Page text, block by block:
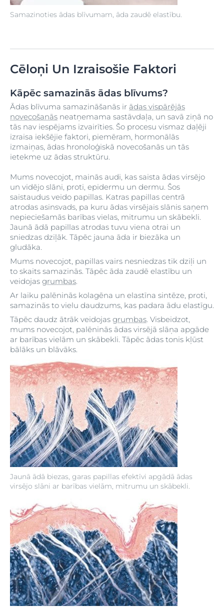
Samazinoties ādas blīvumam, āda zaudē elastību.
Cēloņi Un Izraisošie Faktori
Kāpēc samazinās ādas blīvums?
Ādas blīvuma samazināšanās ir ādas vispārējās
novecošanās neatņemama sastāvdaļa, un savā ziņā no
tās nav iespējams izvairīties. Šo procesu vismaz daļēji
izraisa iekšējie faktori, piemēram, hormonālās
izmaiņas, ādas hronoloģiskā novecošanās un tās
ietekme uz ādas struktūru.
Jaunā ādā biezas, garas papillas efektīvi apgādā ādas
virsējo slāni ar barības vielām, mitrumu un skābekli.
Mums novecojot, mainās audi, kas saista ādas virsējo
un vidējo slāni, proti, epidermu un dermu. Šos
saistaudus veido papillas. Katras papillas centrā
atrodas asinsvads, pa kuru ādas virsējais slānis saņem
nepieciešamās barības vielas, mitrumu un skābekli.
Jaunā ādā papillas atrodas tuvu viena otrai un
sniedzas dziļāk. Tāpēc jauna āda ir biezāka un
gludāka.
Mums novecojot, papillas vairs nesniedzas tik dziļi un
to skaits samazinās. Tāpēc āda zaudē elastību un
veidojas grumbas.
Ar laiku palēninās kolagēna un elastīna sintēze, proti,
samazinās to vielu daudzums, kas padara ādu elastīgu.
Tāpēc daudz ātrāk veidojas grumbas. Visbeidzot,
mums novecojot, palēninās ādas virsējā slāņa apgāde
ar barības vielām un skābekli. Tāpēc ādas tonis kļūst
bālāks un blāvāks.